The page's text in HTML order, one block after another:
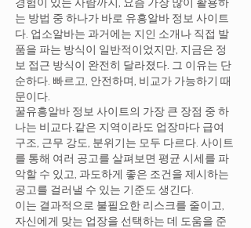
는 방법 중 하나가 바로 유흥알바 정보 사이트
다. 업소알바는 과거에는 지인 소개나 직접 발
품을 파는 방식이 일반적이었지만, 지금은 정
보 접근 방식이 완전히 달라졌다. 그 이유는 단
순하다. 빠르고, 안전하며, 비교가 가능하기 때
문이다.
꿀유흥알바 정보 사이트의 가장 큰 장점 중 하
나는 비교다.같은 지역이라도 업장마다 급여
구조, 근무 강도, 분위기는 모두 다르다. 사이트
를 통해 여러 공고를 살펴보면 평균 시세를 파
악할 수 있고, 과도하게 좋은 조건을 제시하는
공고를 걸러낼 수 있는 기준도 생긴다.
이는 결과적으로 불필요한 리스크를 줄이고,
자신에게 맞는 업장을 선택하는 데 도움을 준